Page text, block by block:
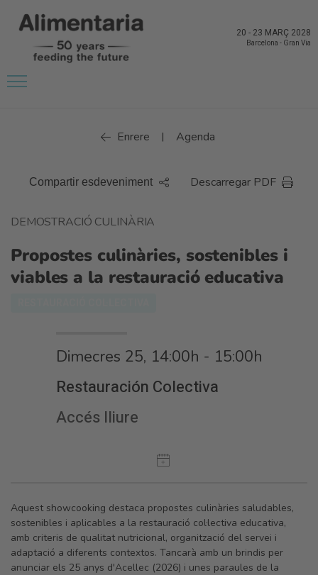
20 - 23 MARÇ 2028
Barcelona - Gran Via
Enrere | Agenda
Compartir esdeveniment Descarregar PDF
DEMOSTRACIÓ CULINÀRIA
Propostes culinàries, sostenibles i
viables a la restauració educativa
Dimecres 25, 14:00h - 15:00h
Restauración Colectiva
Accés lliure
Aquest showcooking destaca propostes culinàries saludables,
sostenibles i aplicables a la restauració col·lectiva educativa,
amb criteris de qualitat nutricional, organització del servei i
adaptació a diferents contextos. Tancarà amb un brindis per
anunciar els 25 anys d'Acellec (2026) i unes paraules de la